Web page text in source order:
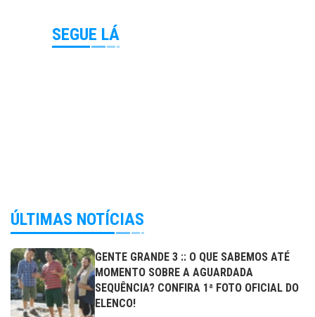
SEGUE LÁ
ÚLTIMAS NOTÍCIAS
GENTE GRANDE 3 :: O QUE SABEMOS ATÉ
MOMENTO SOBRE A AGUARDADA
SEQUÊNCIA? CONFIRA 1ª FOTO OFICIAL DO
ELENCO!